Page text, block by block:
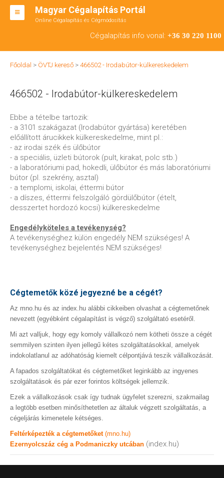
Magyar Cégalapítás Portál
Online Cégalapítás és Cégmódosítás
Cégalapítás info vonal: +36 30 220 1100
BT ALAPÍTÁS
CÉGMÓDOSÍTÁS
ÁTALAKULÁS
TEÁOR SZÁMOK '08
ENGEDÉLYKÖTELES
KAPCSOLAT
IRODÁK
Főoldal > ÖVTJ kereső > 466502 - Irodabútor-külkereskedelem
466502 - Irodabútor-külkereskedelem
Ebbe a tételbe tartozik:
- a 3101 szakágazat (Irodabútor gyártása) keretében
előállított árucikkek külkereskedelme, mint pl.:
- az irodai szék és ülőbútor
- a speciális, üzleti bútorok (pult, kirakat, polc stb.)
- a laboratóriumi pad, hokedli, ülőbútor és más laboratóriumi
bútor (pl. szekrény, asztal)
- a templomi, iskolai, éttermi bútor
- a díszes, éttermi felszolgáló gördülőbútor (ételt,
desszertet hordozó kocsi) külkereskedelme
Engedélyköteles a tevékenység?
A tevékenységhez külön engedély NEM szükséges! A
tevékenységhez bejelentés NEM szükséges!
Cégtemetők közé jegyezné be a cégét?
Az mno.hu és az index.hu alábbi cikkeiben olvashat a cégtemetőnek
nevezett (egyébként cégalapítást is végző) szolgáltató esetéről.
Mi azt valljuk, hogy egy komoly vállalkozó nem kötheti össze a cégét
semmilyen szinten ilyen jellegű kétes szolgáltatásokkal, amelyek
indokolatlanul az adóhatóság kiemelt célpontjává teszik vállalkozását.
A fapados szolgáltatókat és cégtemetőket leginkább az ingyenes
szolgáltatások és pár ezer forintos költségek jellemzik.
Ezek a vállalkozások csak így tudnak ügyfelet szerezni, szakmailag
a legtöbb esetben minősíthetetlen az általuk végzett szolgáltatás, a
cégeljárás kimenetele kétséges.
Feltérképezték a cégtemetőket (mno.hu)
Ezernyolcszáz cég a Podmaniczky utcában (index.hu)